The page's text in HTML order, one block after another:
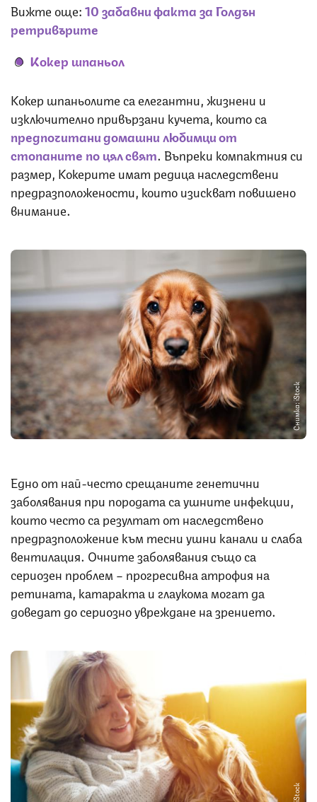
Вижте още:10 забавни факта за Голдън
ретривърите
Кокер шпаньол
Кокер шпаньолите са елегантни, жизнени и
изключително привързани кучета, които са
предпочитани домашни любимци от
стопаните по цял свят. Въпреки компактния си
размер, Кокерите имат редица наследствени
предразположености, които изискват повишено
внимание.
Снимка: iStock
Едно от най-често срещаните генетични
заболявания при породата са ушните инфекции,
които често са резултат от наследствено
предразположение към тесни ушни канали и слаба
вентилация. Очните заболявания също са
сериозен проблем – прогресивна атрофия на
ретината, катаракта и глаукома могат да
доведат до сериозно увреждане на зрението.